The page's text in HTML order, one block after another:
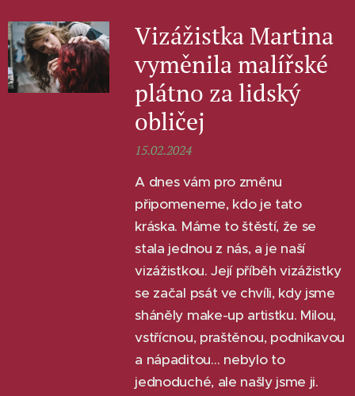
Vizážistka Martina
vyměnila malířské
plátno za lidský
obličej
15.02.2024
A dnes vám pro změnu
připomeneme, kdo je tato
kráska. Máme to štěstí, že se
stala jednou z nás, a je naší
vizážistkou. Její příběh vizážistky
se začal psát ve chvíli, kdy jsme
sháněly make-up artistku. Milou,
vstřícnou, praštěnou, podnikavou
a nápaditou… nebylo to
jednoduché, ale našly jsme ji.